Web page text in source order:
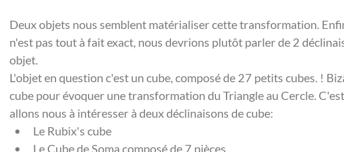
Deux objets nous semblent matérialiser cette transformation.
n'est pas tout à fait exact, nous devrions plutôt parler de 2
objet.
L'objet en question c'est un cube, composé de 27 petits cubes. !
cube pour évoquer une transformation du Triangle au Cercle.
allons nous à intéresser à deux déclinaisons de cube:
Le Rubix's cube
Le Cube de Soma composé de 7 pièces